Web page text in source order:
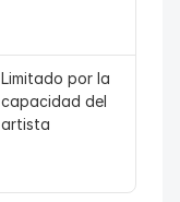
Limitado por la
capacidad del
artista